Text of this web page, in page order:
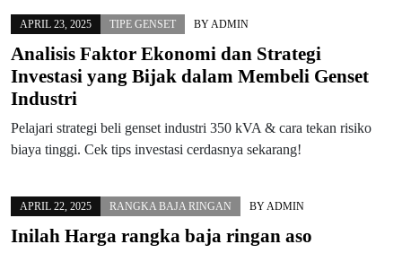
APRIL 23, 2025 TIPE GENSET BYADMIN
Analisis Faktor Ekonomi dan Strategi
Investasi yang Bijak dalam Membeli Genset
Industri
Pelajari strategi beli genset industri 350 kVA & cara tekan risiko
biaya tinggi. Cek tips investasi cerdasnya sekarang!
APRIL 22, 2025 RANGKA BAJA RINGAN BYADMIN
Inilah Harga rangka baja ringan aso